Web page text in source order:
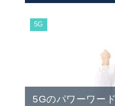
5G
5Gのパワーワー